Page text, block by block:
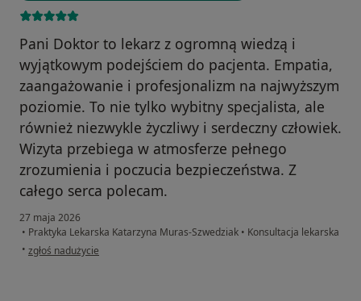
Pani Doktor to lekarz z ogromną wiedzą i
wyjątkowym podejściem do pacjenta. Empatia,
zaangażowanie i profesjonalizm na najwyższym
poziomie. To nie tylko wybitny specjalista, ale
również niezwykle życzliwy i serdeczny człowiek.
Wizyta przebiega w atmosferze pełnego
zrozumienia i poczucia bezpieczeństwa. Z
całego serca polecam.
27 maja 2026
• Praktyka Lekarska Katarzyna Muras-Szwedziak • Konsultacja lekarska
• w opinii użytkownika Aleksandra
zgłoś nadużycie